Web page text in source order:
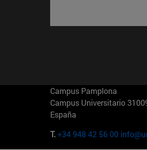
Campus Pamplona
Campus Universitario
España
T.+34 948 42 56 00